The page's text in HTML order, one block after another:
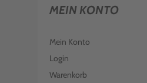
MEIN KONTO
Mein Konto
Login
Warenkorb